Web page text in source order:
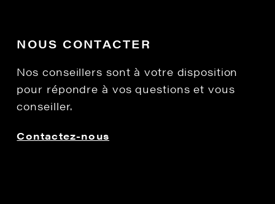
NOUS CONTACTER
Nos conseillers sont à votre disposition
pour répondre à vos questions et vous
conseiller.
Contactez-nous